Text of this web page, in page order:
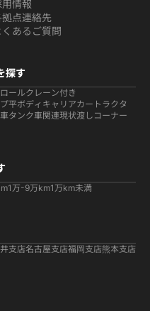
用情報
拠点連絡先
くあるご質問
探す
ールクレーン付き
平ボディ キャリアカー トラクタ
タンク車関連現状渡しコーナー
1万-9万km1万km未満
支店名古屋支店福岡支店熊本支店